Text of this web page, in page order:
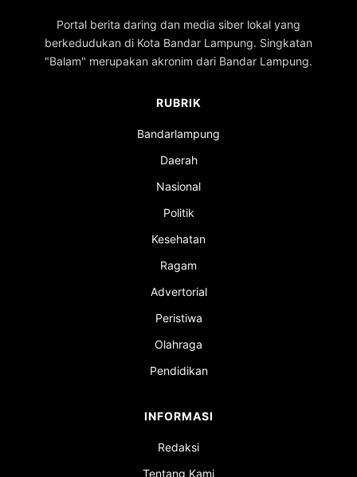
Portal berita daring dan media siber lokal yang
berkedudukan di Kota Bandar Lampung. Singkatan
"Balam" merupakan akronim dari Bandar Lampung.
RUBRIK
Bandarlampung
Daerah
Nasional
Politik
Kesehatan
Ragam
Advertorial
Peristiwa
Olahraga
Pendidikan
INFORMASI
Redaksi
Tentang Kami